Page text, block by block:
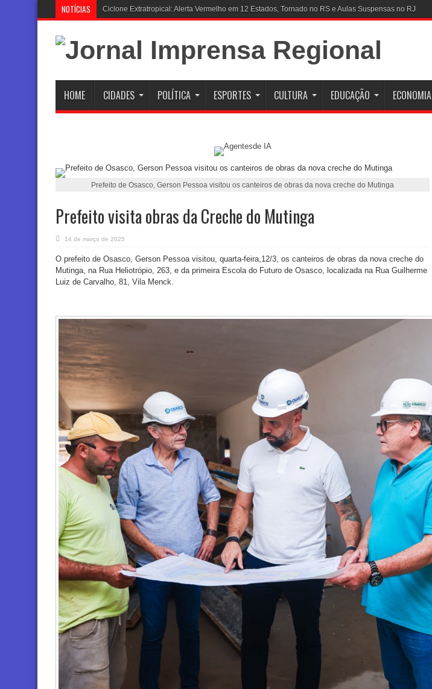
NOTÍCIAS AGU Busca Suspender Pl
HOME CIDADES POLÍTICA ESPORTES CULTURA EDUCAÇÃO ECONOMIA
Prefeito de Osasco, Gerson Pessoa visitou os canteiros de obras da nova creche do Mutinga
Prefeito visita obras da Creche do Mutinga
14 de março de 2025
O prefeito de Osasco, Gerson Pessoa visitou, quarta-feira,12/3, os canteiros de obras da nova creche do
Mutinga, na Rua Heliotrópio, 263, e da primeira Escola do Futuro de Osasco, localizada na Rua Guilherme
Luiz de Carvalho, 81, Vila Menck.